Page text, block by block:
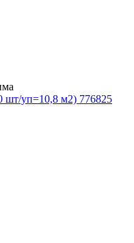
шт/уп=10,8 м2) 776825